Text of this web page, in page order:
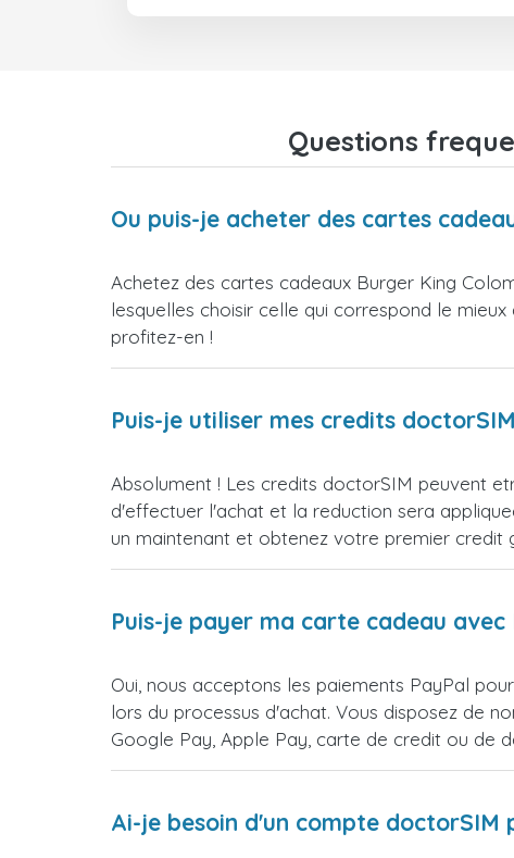
Questions
Ou puis-je acheter des cartes
Achetez des cartes cadeaux Burger King
lesquelles choisir celle qui correspond le
profitez-en !
Puis-je utiliser mes credits
Absolument ! Les credits doctorSIM peuvent
d'effectuer l'achat et la reduction sera
un maintenant et obtenez votre premier credit
Puis-je payer ma carte cadeau avec
Oui, nous acceptons les paiements PayPal
lors du processus d'achat. Vous disposez de
Google Pay, Apple Pay, carte de credit ou de
Ai-je besoin d'un compte